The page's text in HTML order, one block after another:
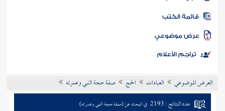
المكتبة
الكتب
موضوعي
تراجم الأعلام
العرض الموضوعي العبادات الحج صفة حجة النبي وعمرته
عدد النتائج : 2193 في البحث عن (صفة حجة النبي وعمرته)